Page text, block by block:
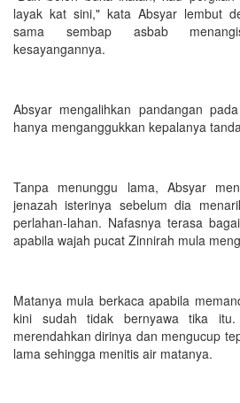
layak kat sini," kata Absyar lembut
sama sembap asbab
kesayangannya.
Absyar mengalihkan pandangan
hanya menganggukkan kepalanya
Tanpa menunggu lama, Absyar
jenazah isterinya sebelum dia
perlahan-lahan. Nafasnya terasa
apabila wajah pucat Zinnirah mula
Matanya mula berkaca apabila
kini sudah tidak bernyawa tika itu.
merendahkan dirinya dan mengucup
lama sehingga menitis air matanya.